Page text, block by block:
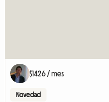
$1426 / mes
Novedad